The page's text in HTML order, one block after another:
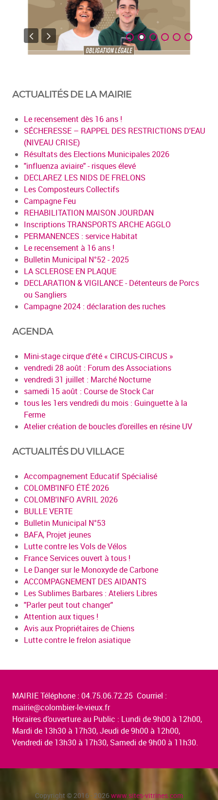
ACTUALITÉS DE LA MAIRIE
Le recensement dès 16 ans !
SÉCHERESSE – RAPPEL DES RESTRICTIONS D'EAU
(NIVEAU CRISE)
Résultats des Elections Municipales 2026
"influenza aviaire" - risques élevé
DECLAREZ LES NIDS DE FRELONS
Les Composteurs Collectifs
Campagne Feu
REHABILITATION MAISON JOURDAN
Inscriptions TRANSPORTS ARCHE AGGLO
PERMANENCES : service Habitat
Le recensement à 16 ans !
Bulletin Municipal N°52 - 2025
LA SCLEROSE EN PLAQUE
DECLARATION & VIGILANCE - Détenteurs de Porcs
ou Sangliers
Campagne 2024 : déclaration des ruches
AGENDA
Mini-stage cirque d'été « CIRCUS-CIRCUS »
vendredi 28 août : Forum des Associations
vendredi 31 juillet : Marché Nocturne
samedi 15 août : Course de Stock Car
tous les 1ers vendredi du mois : Guinguette à la
Ferme
Atelier création de boucles d’oreilles en résine UV
ACTUALITÉS DU VILLAGE
Accompagnement Educatif Spécialisé
COLOMB'INFO ÉTÉ 2026
COLOMB'INFO AVRIL 2026
BULLE VERTE
Bulletin Municipal N°53
BAFA, Projet jeunes
Lutte contre les Vols de Vélos
France Services ouvert à tous !
Le Danger sur le Monoxyde de Carbone
ACCOMPAGNEMENT DES AIDANTS
Les Sublimes Barbares : Ateliers Libres
"Parler peut tout changer"
Attention aux tiques !
Avis aux Propriétaires de Chiens
Lutte contre le frelon asiatique
MAIRIE Téléphone : 04.75.06.72.25 Courriel :
mairie@colombier-le-vieux.fr
Horaires d’ouverture au Public : Lundi de 9h00 à 12h00,
Mardi de 13h30 à 17h30, Jeudi de 9h00 à 12h00,
Vendredi de 13h30 à 17h30, Samedi de 9h00 à 11h30.
Copyright © 2016 - 2026www.sites-vitrines.com